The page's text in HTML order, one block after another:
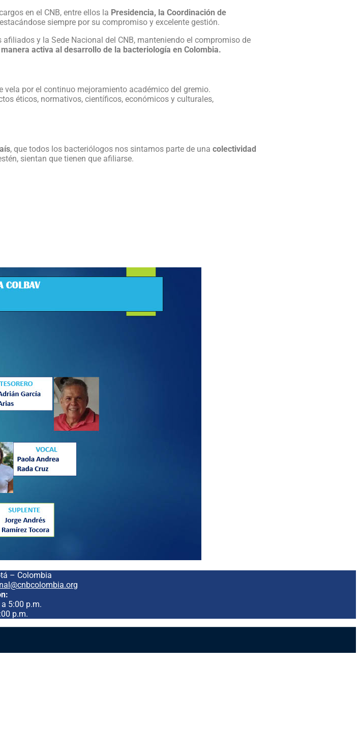
en el CNB, entre ellos la Presidencia, la Coordinación de
siempre por su compromiso y excelente gestión.
y la Sede Nacional del CNB, manteniendo el compromiso de
activa al desarrollo de la bacteriología en Colombia.
por el continuo mejoramiento académico del gremio.
éticos, normativos, científicos, económicos y culturales,
, que todos los bacteriólogos nos sintamos parte de una colectividad
sientan que tienen que afiliarse.
– Colombia
5:00 p.m.
p.m.